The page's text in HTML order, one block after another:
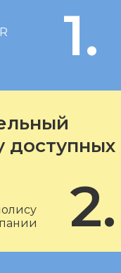
1.
доступных
2.